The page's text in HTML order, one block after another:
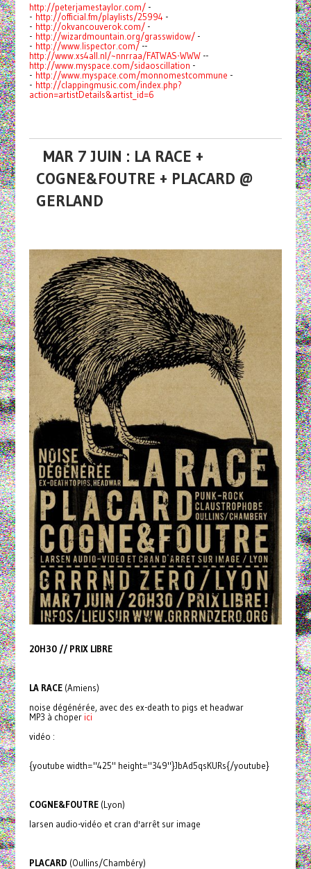
http://peterjamestaylor.com/-
- http://official.fm/playlists/25994 -
- http://okvancouverok.com/-
- http://wizardmountain.org/grasswidow/-
- http://www.lispector.com/--
http://www.xs4all.nl/~nnrraa/FATWAS-WWW--
http://www.myspace.com/sidaoscillation -
- http://www.myspace.com/monnomestcommune -
- http://clappingmusic.com/index.php?
action=artistDetails&artist_id=6
MAR 7 JUIN : LA RACE +
COGNE&FOUTRE + PLACARD @
GERLAND
20H30 // PRIX LIBRE
LA RACE(Amiens)
noise dégénérée, avec des ex-death to pigs et headwar
MP3 à choper ici
vidéo :
{youtube width="425" height="349"}JbAd5qsKURs{/youtube}
COGNE&FOUTRE(Lyon)
larsen audio-vidéo et cran d'arrêt sur image
PLACARD (Oullins/Chambéry)